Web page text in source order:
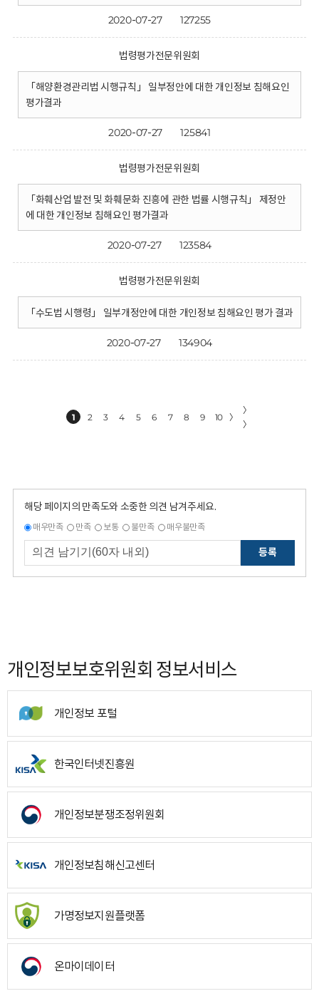
2020-07-27 127255
법령평가전문위원회
「해양환경관리법 시행규칙」 일부정안에 대한 개인정보 침해요인
평가결과
2020-07-27 125841
법령평가전문위원회
「화훼산업 발전 및 화훼문화 진흥에 관한 법률 시행규칙」 제정안
에 대한 개인정보 침해요인 평가결과
2020-07-27 123584
법령평가전문위원회
「수도법 시행령」 일부개정안에 대한 개인정보 침해요인 평가 결과
2020-07-27 134904
1 2 3 4 5 6 7 8 9 10 〉
〉
〉
해당 페이지의 만족도와 소중한 의견 남겨주세요.
매우만족 만족 보통 불만족 매우불만족
등록
개인정보보호위원회 정보서비스
개인정보 포털
한국인터넷진흥원
개인정보분쟁조정위원회
개인정보침해신고센터
가명정보지원플랫폼
온마이데이터